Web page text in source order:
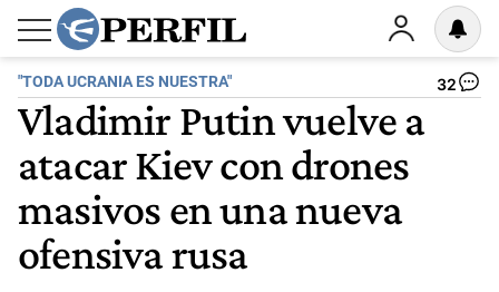
"TODA UCRANIA ES NUESTRA" 32
Vladimir Putin vuelve a
atacar Kiev con drones
masivos en una nueva
ofensiva rusa